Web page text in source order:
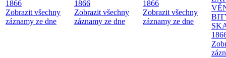
1866
Zobrazit všechny
záznamy ze dne
1866
Zobrazit všechny
záznamy ze dne
1866
Zobrazit všechny
záznamy ze dne